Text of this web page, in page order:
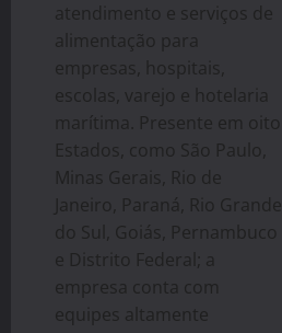
atendimento e serviços de
alimentação para
empresas, hospitais,
escolas, varejo e hotelaria
marítima. Presente em oito
Estados, como São Paulo,
Minas Gerais, Rio de
Janeiro, Paraná, Rio Grande
do Sul, Goiás, Pernambuco
e Distrito Federal; a
empresa conta com
equipes altamente